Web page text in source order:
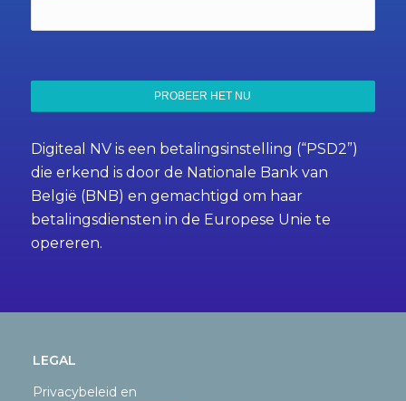
Digiteal NV is een betalingsinstelling (“PSD2”)
die erkend is door de Nationale Bank van
België (BNB) en gemachtigd om haar
betalingsdiensten in de Europese Unie te
opereren.
LEGAL
Privacybeleid en